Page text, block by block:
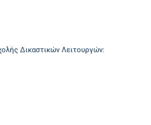
Δικαστικών Λειτουργών: